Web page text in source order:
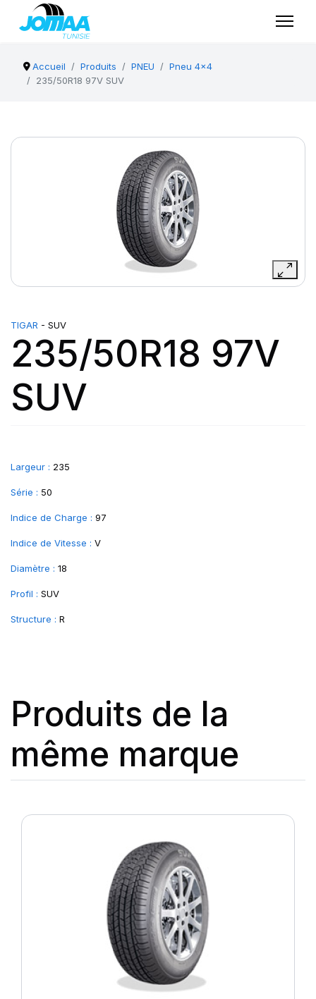
Accueil Produits PNEU
Pneu 4x4
235/50R18 97V SUV
TIGAR - SUV
235/50R18 97V
SUV
Largeur : 235
Série : 50
Indice de Charge : 97
Indice de Vitesse : V
Diamètre : 18
Profil : SUV
Structure : R
Produits de la
même marque